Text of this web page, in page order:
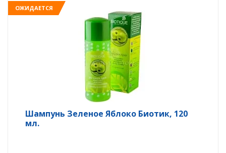
ОЖИДАЕТСЯ
Шампунь Зеленое Яблоко Биотик, 120
мл.